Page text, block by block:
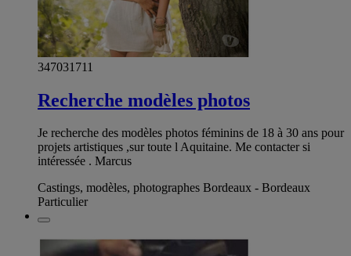
347031711
Recherche modèles photos
Je recherche des modèles photos féminins de 18 à 30 ans pour
projets artistiques ,sur toute l Aquitaine. Me contacter si
intéressée . Marcus
Castings, modèles, photographes Bordeaux - Bordeaux
Particulier